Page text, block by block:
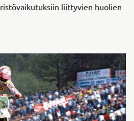
liittyvien huolien